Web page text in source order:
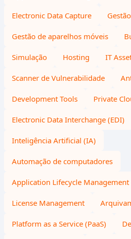
Electronic Data Capture
Gestão de aparelhos móveis
Simulação Hosting IT
Scanner de Vulnerabilidade
Development Tools Private
Electronic Data Interchange (EDI)
Inteligência Artificial (IA)
Automação de computadores
Application Lifecycle Management
License Management
Platform as a Service (PaaS)